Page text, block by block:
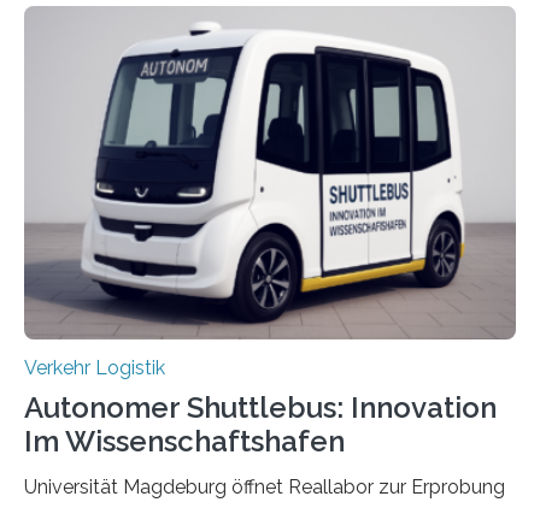
das Fraunhofer Institut für Integrierte Schaltungen IIS
die kommunikationstechnische Umsetzung erforscht,
untersucht das IPH – Institut für Integrierte Produktion
Hannover gGmbH anhand von
Materialflusssimulationen, ob die dezentrale Steuerung
effizienter ist als die zentrale Steuerung. Dafür sucht
das IPH noch Unternehmen, die Interesse daran haben,
am realen Beispiel ihrer Fabrik…
Verkehr Logistik
Autonomer Shuttlebus: Innovation
Im Wissenschaftshafen
Universität Magdeburg öffnet Reallabor zur Erprobung